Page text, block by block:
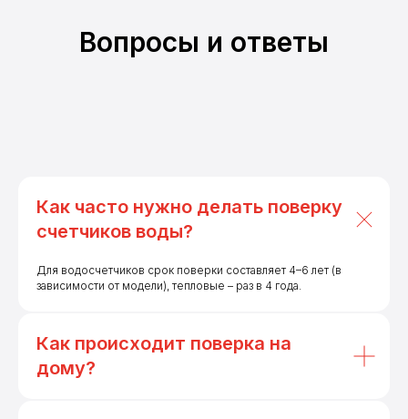
Вопросы и ответы
Как часто нужно делать поверку
счетчиков воды?
Для водосчетчиков срок поверки составляет 4–6 лет (в
зависимости от модели), тепловые – раз в 4 года.
Как происходит поверка на
дому?